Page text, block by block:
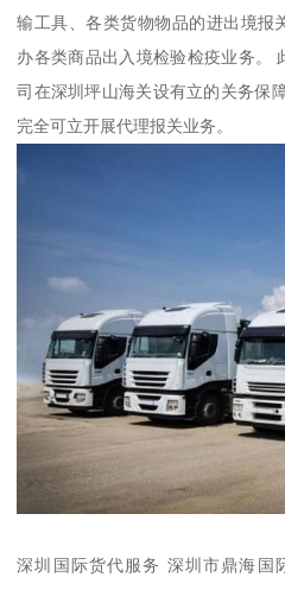
输工具、各类货物物品的进出境报
办各类商品出入境检验检疫业务。
司在深圳坪山海关设有立的关务保
完全可立开展代理报关业务。
深圳国际货代服务 深圳市鼎海国